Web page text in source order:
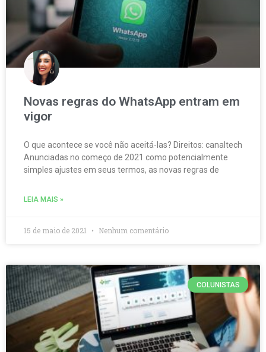
Novas regras do WhatsApp entram em
vigor
O que acontece se você não aceitá-las? Direitos: canaltech
Anunciadas no começo de 2021 como potencialmente
simples ajustes em seus termos, as novas regras de
LEIA MAIS »
15 de maio de 2021 Nenhum comentário
COLUNISTAS